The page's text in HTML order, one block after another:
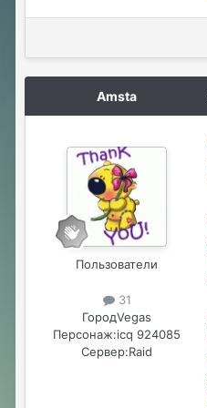
Amsta
Пользователи
31
ГородVegas
Персонаж:icq 924085
Сервер:Raid